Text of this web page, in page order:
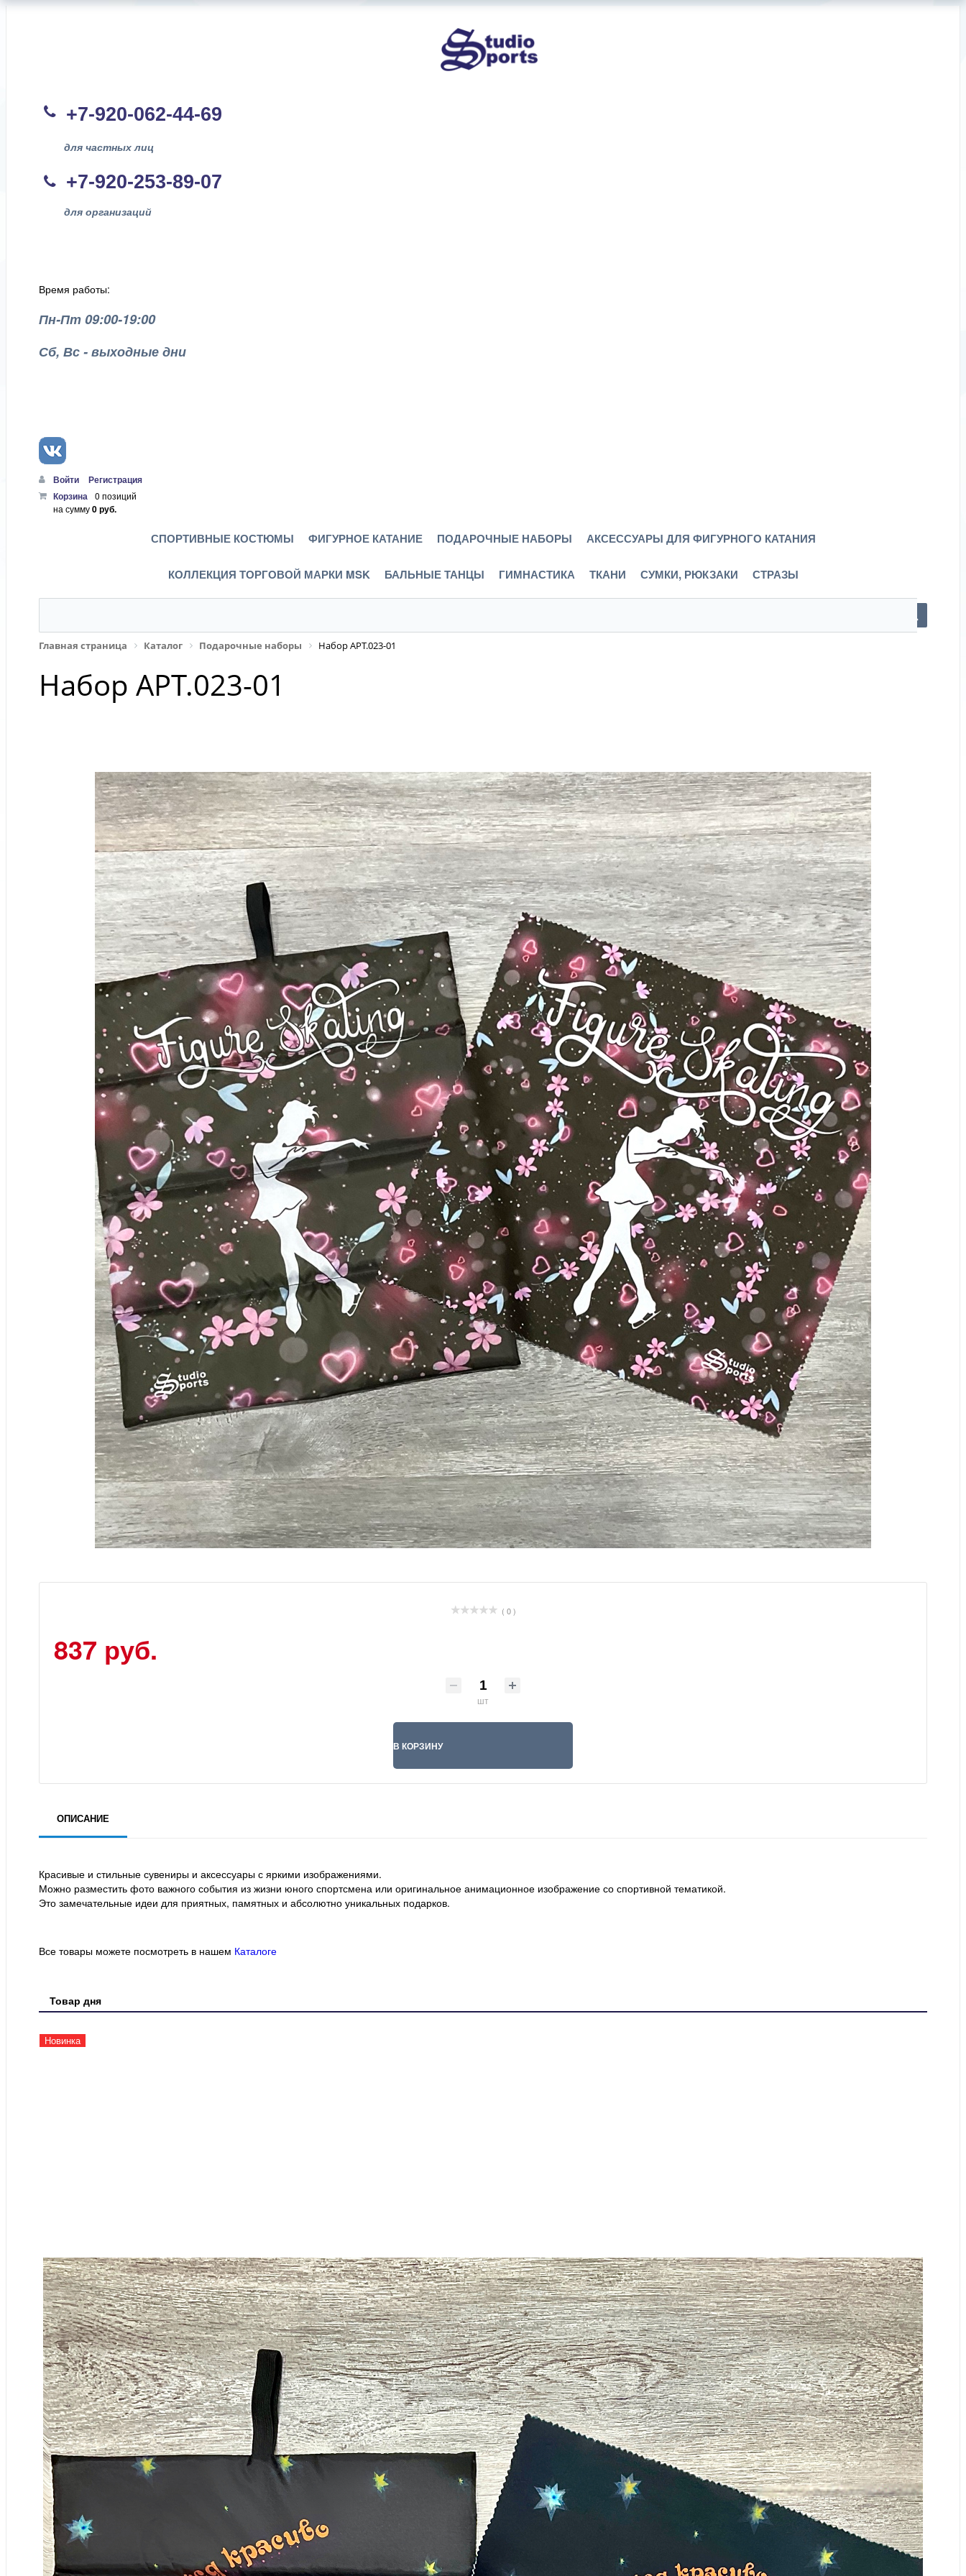
+7-920-062-44-69
для частных лиц
+7-920-253-89-07
для организаций
Время работы:
Пн-Пт 09:00-19:00
Сб, Вс - выходные дни
Войти
Регистрация
Корзина 0 позиций
на сумму0 руб.
СПОРТИВНЫЕ КОСТЮМЫ ФИГУРНОЕ КАТАНИЕ ПОДАРОЧНЫЕ НАБОРЫ АКСЕССУАРЫ ДЛЯ ФИГУРНОГО КАТАНИЯ
КОЛЛЕКЦИЯ ТОРГОВОЙ МАРКИ MSK БАЛЬНЫЕ ТАНЦЫ ГИМНАСТИКА ТКАНИ СУМКИ, РЮКЗАКИ СТРАЗЫ
Главная страница Каталог Подарочные наборы Набор АРТ.023-01
Набор АРТ.023-01
( 0 )
837 руб.
шт
В КОРЗИНУ
ОПИСАНИЕ
Красивые и стильные сувениры и аксессуары с яркими изображениями.
Можно разместить фото важного события из жизни юного спортсмена или оригинальное анимационное изображение со спортивной тематикой.
Это замечательные идеи для приятных, памятных и абсолютно уникальных подарков.
Все товары можете посмотреть в нашем Каталоге
Товар дня
Новинка